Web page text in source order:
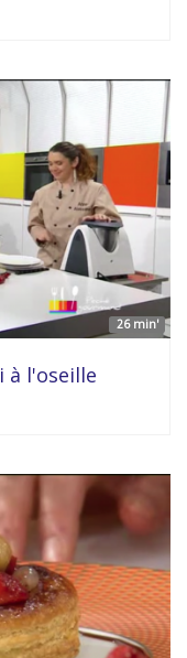
26 min'
à l'oseille